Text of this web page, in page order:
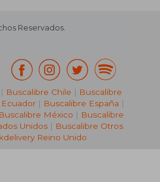
Reservados.
| Buscalibre Chile | Buscalibre
| Buscalibre España |
Buscalibre México | Buscalibre
Unidos| Buscalibre Otros
Reino Unido